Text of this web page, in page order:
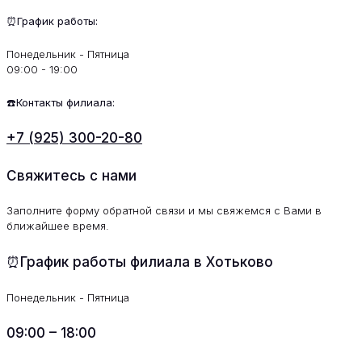
⏰График работы:
Понедельник - Пятница
09:00 - 19:00
☎️Контакты филиала:
+7 (925) 300-20-80
Свяжитесь с нами
Заполните форму обратной связи и мы свяжемся с Вами в
ближайшее время.
⏰График работы филиала в Хотьково
Понедельник - Пятница
09:00 – 18:00